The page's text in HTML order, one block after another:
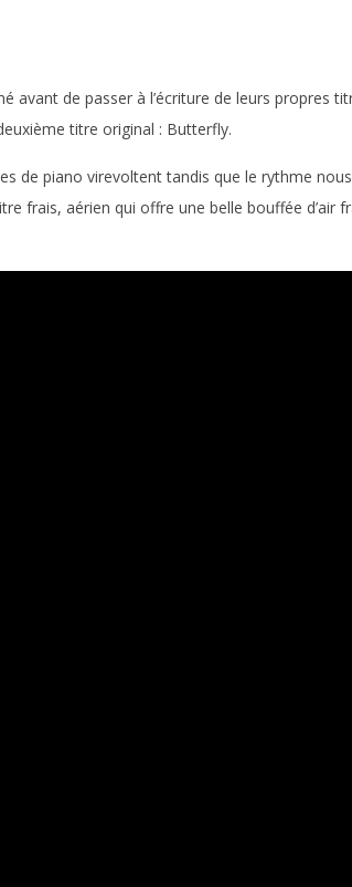
avant de passer à l’écriture de leurs propres
titre original : Butterfly.
de piano virevoltent tandis que le rythme
frais, aérien qui offre une belle bouffée d’air